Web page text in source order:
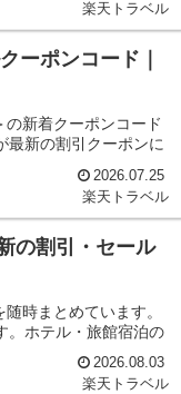
楽天トラベル
ーポンコード｜
新着クーポンコード
最新の割引クーポンに
2026.07.25
楽天トラベル
の割引・セール
時まとめています。
。ホテル・旅館宿泊の
2026.08.03
楽天トラベル